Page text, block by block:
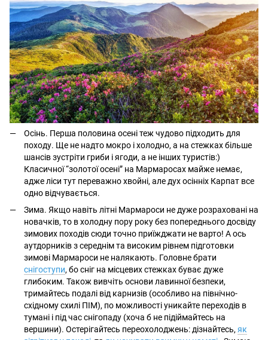
Осінь. Перша половина осені теж чудово підходить для
походу. Ще не надто мокро і холодно, а на стежках більше
шансів зустріти гриби і ягоди, а не інших туристів:)
Класичної “золотої осені” на Мармаросах майже немає,
адже ліси тут переважно хвойні, але дух осінніх Карпат все
одно відчувається.
Зима. Якщо навіть літні Мармароси не дуже розраховані на
новачків, то в холодну пору року без попереднього досвіду
зимових походів сюди точно приїжджати не варто! А ось
аутдорників з середнім та високим рівнем підготовки
зимові Мармароси не налякають. Головне брати
снігоступи, бо сніг на місцевих стежках буває дуже
глибоким. Також вивчіть основи лавинної безпеки,
тримайтесь подалі від карнизів (особливо на північно-
східному схилі ПІМ), по можливості уникайте переходів в
тумані і під час снігопаду (хоча б не підіймайтесь на
вершини). Остерігайтесь переохолоджень: дізнайтесь,як